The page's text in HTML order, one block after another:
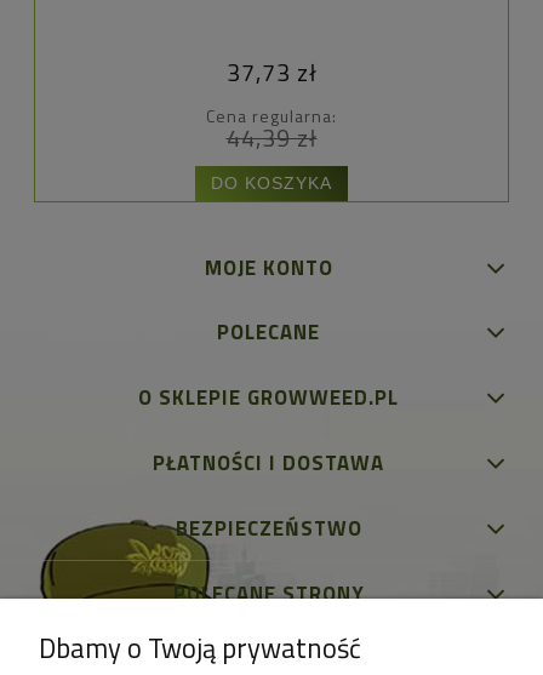
37,73 zł
Cena regularna:
44,39 zł
DO KOSZYKA
MOJE KONTO
POLECANE
O SKLEPIE GROWWEED.PL
PŁATNOŚCI I DOSTAWA
BEZPIECZEŃSTWO
POLECANE STRONY
Dbamy o Twoją prywatność